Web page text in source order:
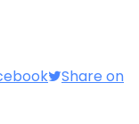
Share on